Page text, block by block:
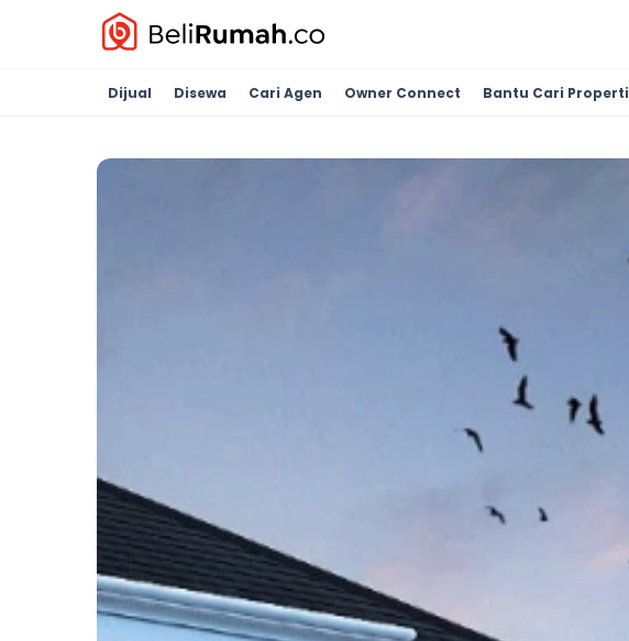
Dijual Disewa Cari Agen Owner Connect Bantu Cari Properti